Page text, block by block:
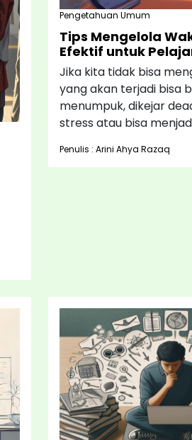
Pengetahuan Umum
Tips Mengelola
Efektif untuk
Jika kita tidak bisa
yang akan terjadi bisa
menumpuk, dikejar
stress atau bisa
Penulis : Arini Ahya Razaq